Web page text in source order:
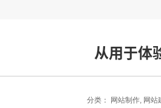
从用于体
分类： 网站制作, 网站